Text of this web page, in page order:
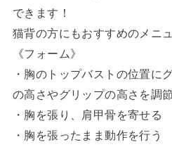
できます！
猫背の方にもおすすめのメニ
《フォーム》
・胸のトップバストの位置に
の高さやグリップの高さを調節
・胸を張り、肩甲骨を寄せる
・胸を張ったまま動作を行う